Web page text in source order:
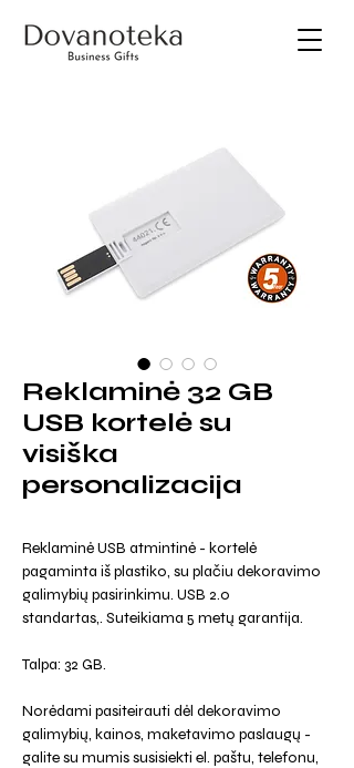
Reklaminė 32 GB
USB kortelė su
visiška
personalizacija
Reklaminė USB atmintinė - kortelė
pagaminta iš plastiko, su plačiu dekoravimo
galimybių pasirinkimu. USB 2.0
standartas,. Suteikiama 5 metų garantija.
Talpa: 32 GB.
Norėdami pasiteirauti dėl dekoravimo
galimybių, kainos, maketavimo paslaugų -
galite su mumis susisiekti el. paštu, telefonu,